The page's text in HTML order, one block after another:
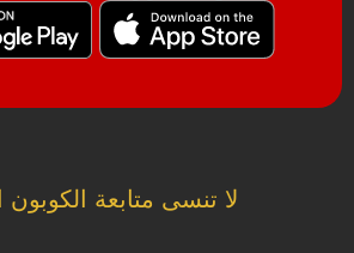
لا تنسى متابعة الكوبون